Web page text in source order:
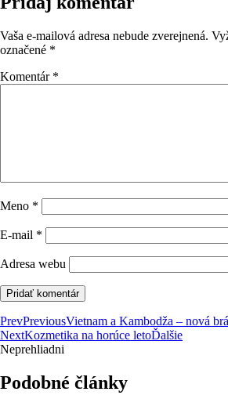
Vaša e-mailová adresa nebude zverejnená.
označené *
Komentár *
Meno *
E-mail *
Adresa webu
PrevPreviousVietnam a Kambodža – nová
NextKozmetika na horúce letoĎalšie
Neprehliadni
Podobné články